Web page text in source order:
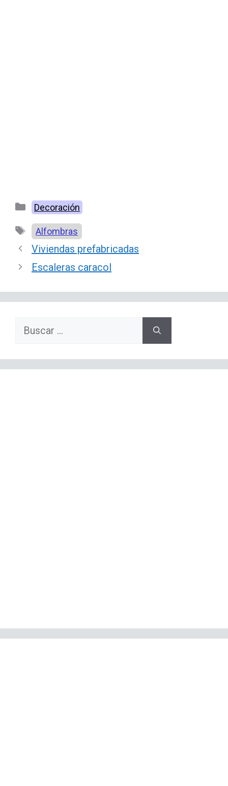
Categorías
Decoración
Etiquetas
Alfombras
Viviendas prefabricadas
Escaleras caracol
Buscar: